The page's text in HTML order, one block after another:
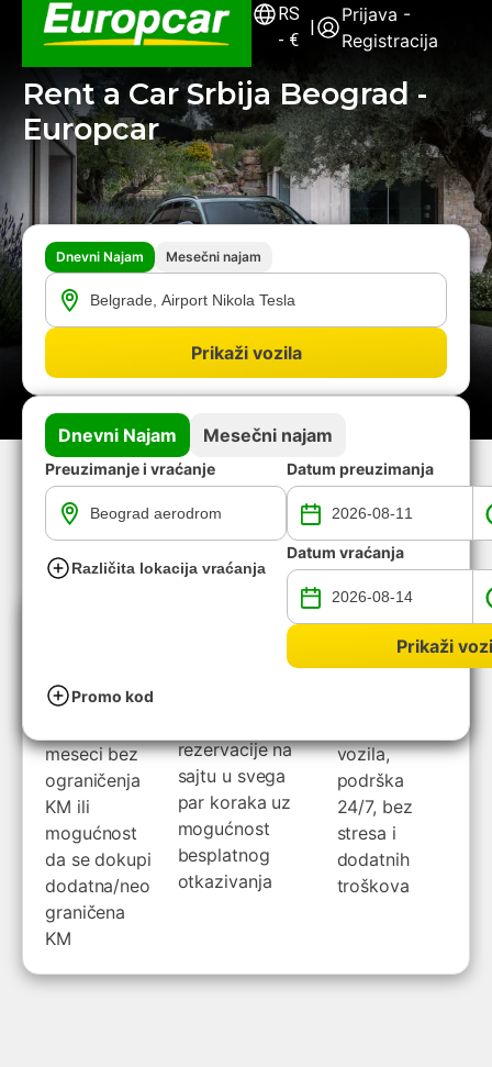
RS
- €
|
Prijava -
Registracija
Rent a Car Srbija Beograd -
Europcar
Dnevni Najam Mesečni najam
Prikaži vozila
Dnevni Najam Mesečni najam
Preuzimanje i vraćanje
Različita lokacija vraćanja
Datum preuzimanja
Datum vraćanja
Prikaži
Promo kod
Zašto izabrati Europcar?
Prosečne
meseci bez
ograničenja
KM ili
mogućnost
da se dokupi
dodatna/neo
graničena
KM
rezervacije na
sajtu u svega
par koraka uz
mogućnost
besplatnog
otkazivanja
Odlična
usluga
vozila,
podrška
24/7, bez
stresa i
dodatnih
troškova